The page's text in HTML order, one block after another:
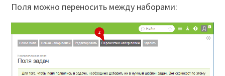
Поля можно переносить между наборами: